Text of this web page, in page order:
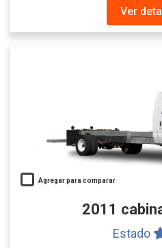
Ver
Agregar para comparar
2011
Estado